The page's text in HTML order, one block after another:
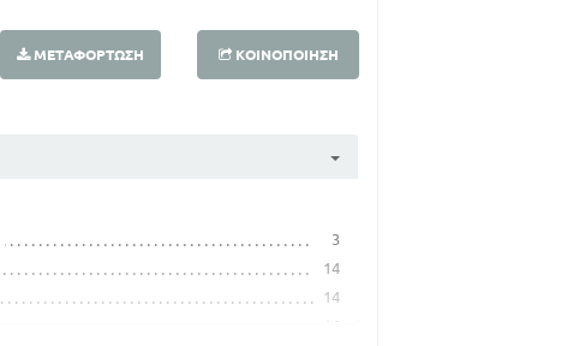
ΜΕΤΑΦΌΡΤΩΣΗ ΚΟΙΝΟΠΟΊΗΣΗ
3
14
14
16